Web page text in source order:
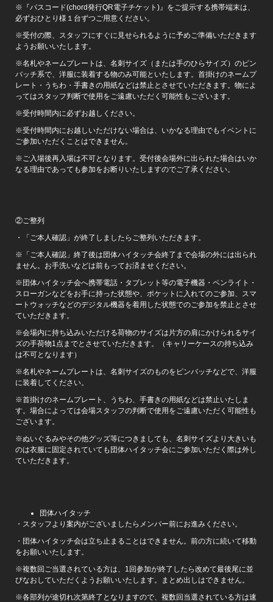
※『パスコード(chord発行QR電子チケット)』をご提示する携帯端末は、
必ずおひとり様１台ずつご用意ください。
※受付の際、スタッフにすぐに見せられるように予めご準備いただきます
ようお願いいたします。
※名札やネームプレートは、名刺サイズ（または手のひらサイズ）のピン
バッチ系で、洋服に装着する物のみ可能といたします。首掛けのネームプ
レート・うちわ・手書きの用紙などは禁止とさせていただきます。物によ
ってはスタッフ判断で使用をご遠慮いただく可能性もございます。
※受付時間内に必ずお越しください。
※受付時間内にお越しいただけない場合は、いかなる理由でもイベントに
ご参加いただくことはできません。
※ご入場後再入場は不可となります。受付後会場外に出られた場合はいか
なる理由であっても参加をお断りいたしますのでご了承ください。
②ご整列
・「ご本人確認」が終了しましたらご整列いただきます。
※「ご本人確認」終了後は団体ハイタッチ会終了まで会場の外には出られ
ません。お手洗いなどは前もってお済ませください。
※団体ハイタッチ会へ携帯電話・タブレット等の電子機器・ペンライト・
スローガンなどをお手に持った状態や、ポケットに入れてのご参加、スマ
ートウォッチなどのデジタル機器を着用した状態でのご参加を禁止とさせ
ていただきます。
※会場内に持ち込みいただける荷物のサイズは片方の肩にかけられるサイ
ズの手荷物1点までとさせていただきます。（キャリーケースの持ち込み
は不可となります）
※名札やネームプレートは、名刺サイズのものをピンバッチなどで、洋服
に装着してください。
※首掛けのネームプレート、うちわ、手書きの用紙などは禁止いたしま
す。場合によっては会場スタッフの判断で使用をご遠慮いただく可能性も
ございます。
※ぬいぐるみやその他グッズ等につきましても、名刺サイズより大きいも
のは衣服に固定されていても団体ハイタッチ会にご参加いただく際は外し
ていただきます。
団体ハイタッチ
・スタッフより案内がございましたらメンバー前にお進みください。
・団体ハイタッチ会は立ち止まることはできません。前の方に続いて移動
をお願いいたします。
※複数回ご当選されている方は、1回参加が終了したら改めて最後尾に並
びなおしていただくようお願いいたします。まとめ出しはできません。
※各部列が途切れ次第終了となりますので、複数回当選されている方は速